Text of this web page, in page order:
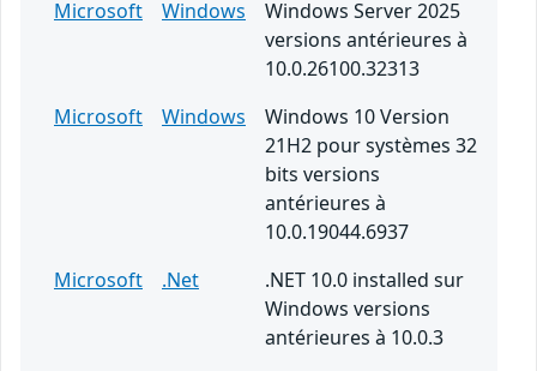
Microsoft
Windows
Windows Server 2025
versions antérieures à
10.0.26100.32313
Microsoft
Windows
Windows 10 Version
21H2 pour systèmes 32
bits versions
antérieures à
10.0.19044.6937
Microsoft
.Net
.NET 10.0 installed sur
Windows versions
antérieures à 10.0.3